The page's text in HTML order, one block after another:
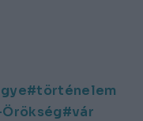
történelem
Örökség
vár